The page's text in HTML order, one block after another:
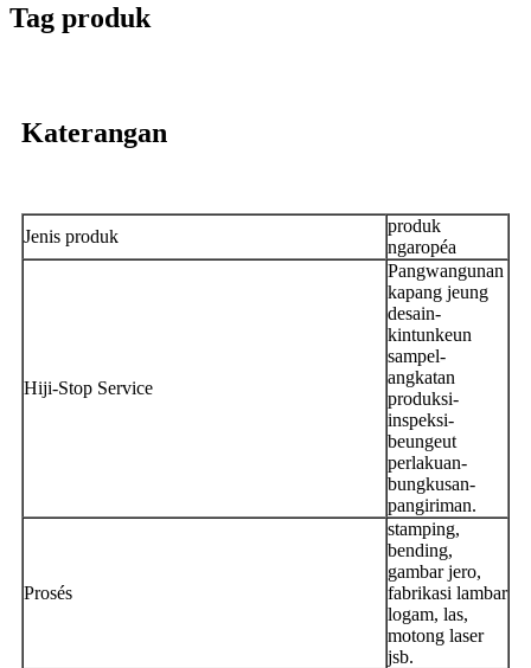
Tag produk
Katerangan
Jenis produk
produk
ngaropéa
Hiji-Stop Service
Pangwangunan
kapang jeung
desain-
kintunkeun
sampel-
angkatan
produksi-
inspeksi-
beungeut
perlakuan-
bungkusan-
pangiriman.
Prosés
stamping,
bending,
gambar jero,
fabrikasi lambar
logam, las,
motong laser
jsb.